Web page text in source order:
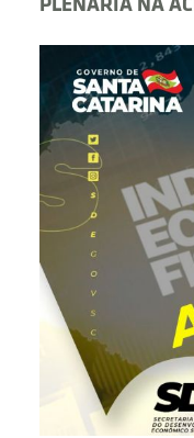
PLENÁRIA NA